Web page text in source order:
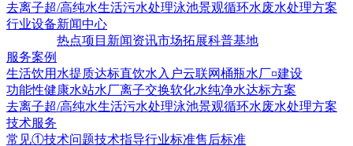
去离子超/高纯水生活污水处理泳池景观循环水废水处理方案
行业设备新闻中心
热点项目 新闻资讯市场拓展科普基地
服务案例
生活饮用水提质达标直饮水入户云联网桶瓶水厂¤建设
功能性健康水站水厂离子交换软化水纯净水达标方案
去离子超/高纯水生活污水处理泳池景观循环水废水处理方案
技术服务
常见①技术问题技术指导行业标准售后标准